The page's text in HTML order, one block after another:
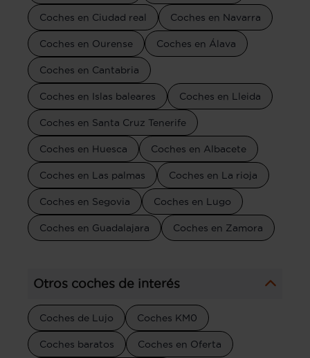
Coches en Ciudad real Coches en Navarra
Coches en Ourense Coches en Álava
Coches en Cantabria
Coches en Islas baleares Coches en Lleida
Coches en Santa Cruz Tenerife
Coches en Huesca Coches en Albacete
Coches en Las palmas Coches en La rioja
Coches en Segovia Coches en Lugo
Coches en Guadalajara Coches en Zamora
Otros coches de interés
Coches de Lujo Coches KM0
Coches baratos Coches en Oferta